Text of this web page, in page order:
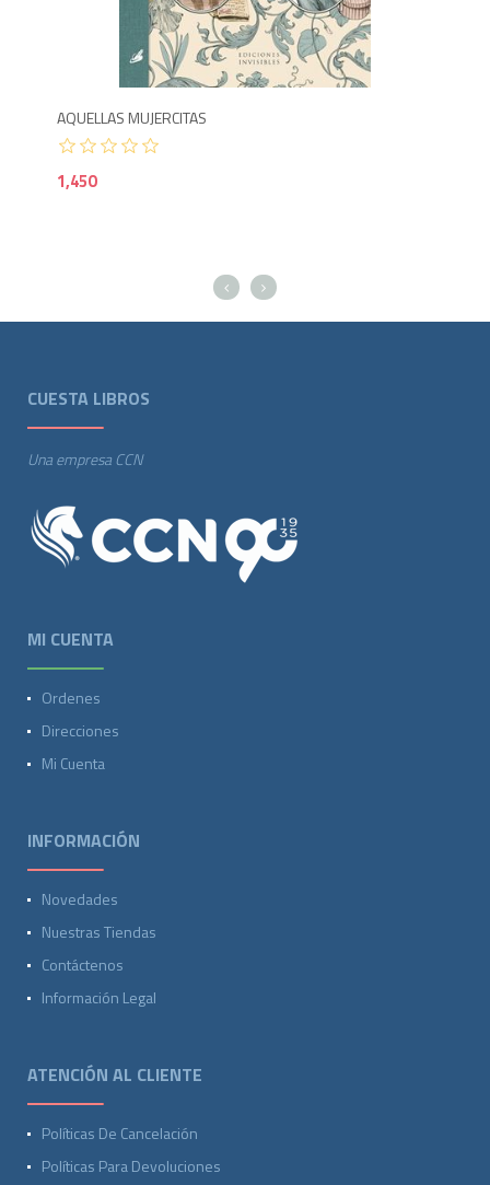
AQUELLAS MUJERCITAS
1,450
Agotado
CUESTA LIBROS
Una empresa CCN
MI CUENTA
Ordenes
Direcciones
Mi Cuenta
INFORMACIÓN
Novedades
Nuestras Tiendas
Contáctenos
Información Legal
ATENCIÓN AL CLIENTE
Políticas De Cancelación
Políticas Para Devoluciones